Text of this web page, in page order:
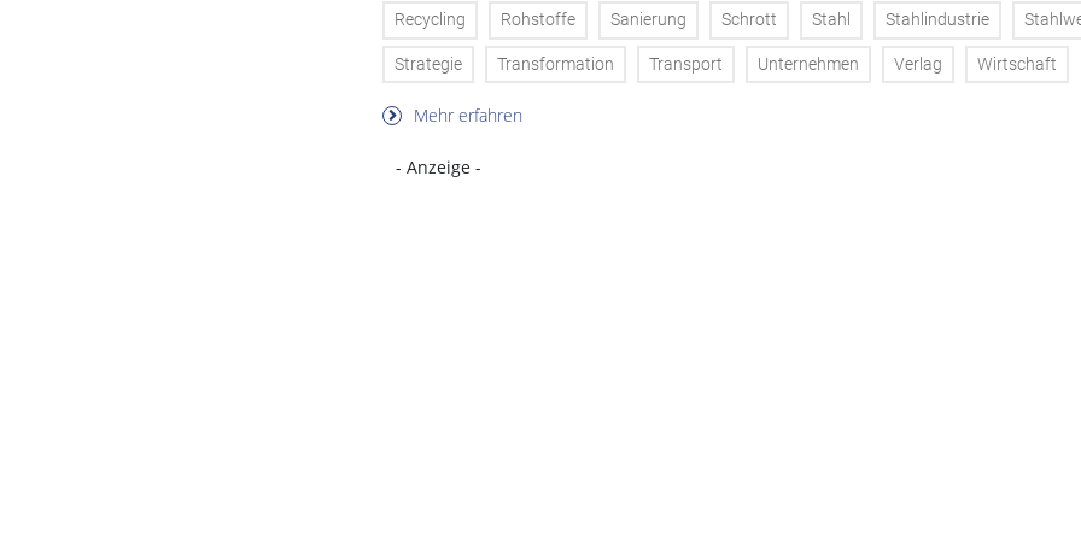
Recycling Rohstoffe Sanierung Schrott Stahl Stahlindustrie
Strategie Transformation Transport Unternehmen Verlag Wirtschaft
Mehr erfahren
- Anzeige -